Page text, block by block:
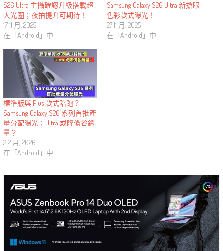
S26 Ultra 主攝確認升級搭載超
大光圈；夜拍提升可期待！
17 11 月, 2025
在「Android」中
Samsung Galaxy S26 Ultra 新搶眼
色彩款式曝光！
27 11 月, 2025
在「Android」中
標準版與 Plus 款式陪跑？
Samsung Galaxy S26 系列首批產
量分配曝光；Ultra 或降價谷銷
量？
2 2 月, 2026
在「Android」中